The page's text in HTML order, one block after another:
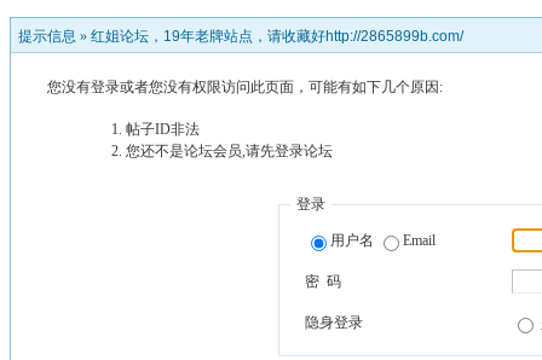
提示信息 » 红姐论坛，19年老牌站点，请收藏好http://2865899b.com/
您没有登录或者您没有权限访问此页面，可能有如下几个原因:
帖子ID非法
您还不是论坛会员,请先登录论坛
登录
用户名 Email
密 码
隐身登录